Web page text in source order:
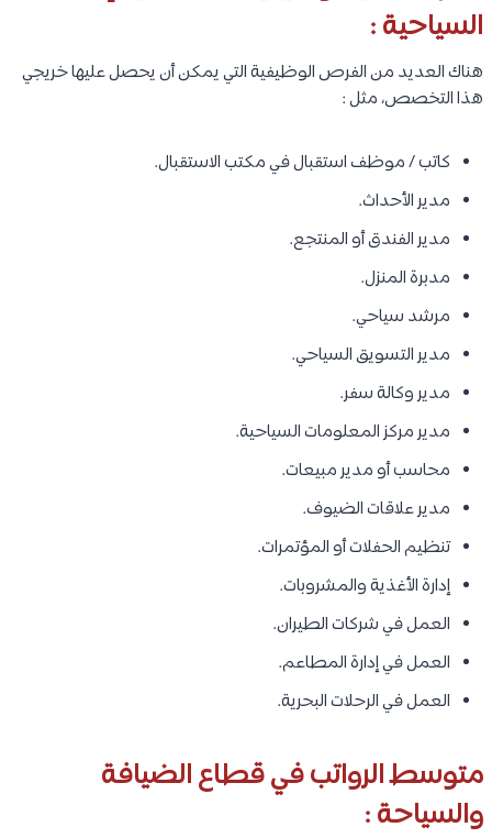
السياحية :
هناك العديد من الفرص الوظيفية التي يمكن أن يحصل عليها خريجي
هذا التخصص، مثل :
كاتب / موظف استقبال في مكتب الاستقبال.
مدير الأحداث.
مدير الفندق أو المنتجع.
مدبرة المنزل.
مرشد سياحي.
مدير التسويق السياحي.
مدير وكالة سفر.
مدير مركز المعلومات السياحية.
محاسب أو مدير مبيعات.
مدير علاقات الضيوف.
تنظيم الحفلات أو المؤتمرات.
إدارة الأغذية والمشروبات.
العمل في شركات الطيران.
العمل في إدارة المطاعم.
العمل في الرحلات البحرية.
متوسط الرواتب في قطاع الضيافة
والسياحة :